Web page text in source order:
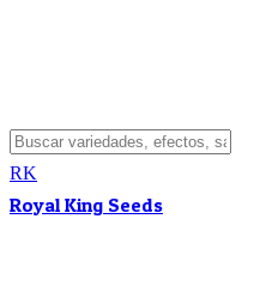
RK
Royal King Seeds